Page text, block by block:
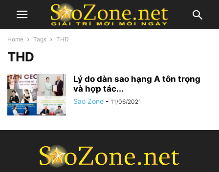
Home Tags THD
THD
Lý do dàn sao hạng A tôn trọng
và hợp tác...
Sao Zone - 11/06/2021